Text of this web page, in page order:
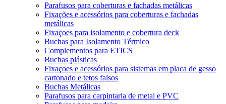
Parafusos para coberturas e fachadas metálicas
Fixações e acessórios para coberturas e fachadas
metálicas
Fixaçoes para isolamento e cobertura deck
Buchas para Isolamento Térmico
Complementos para ETICS
Buchas plásticas
Fixaçoes e acessórios para sistemas em placa de gesso
cartonado e tetos falsos
Buchas Metálicas
Parafusos para carpintaria de metal e PVC